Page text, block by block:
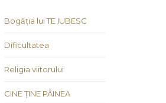
Bogăția lui TE IUBESC
Dificultatea
Religia viitorului
CINE ȚINE PÂINEA